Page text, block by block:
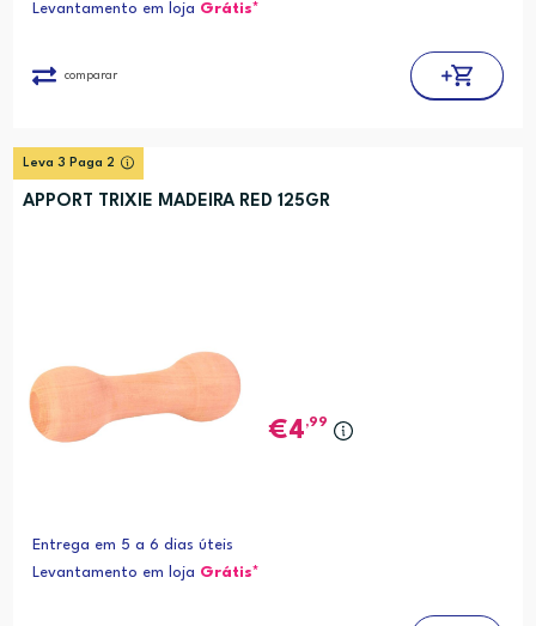
Levantamento em loja Grátis*
comparar
Leva 3 Paga 2
APPORT TRIXIE MADEIRA RED 125GR
4,99
Entrega em 5 a 6 dias úteis
Levantamento em loja Grátis*